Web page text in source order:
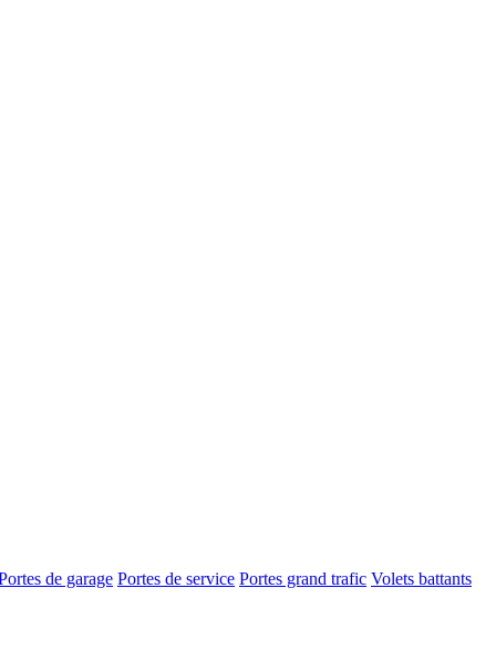
de garage Portes de service Portes grand trafic Volets battants